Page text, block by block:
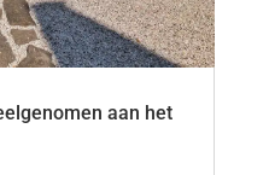
aan het